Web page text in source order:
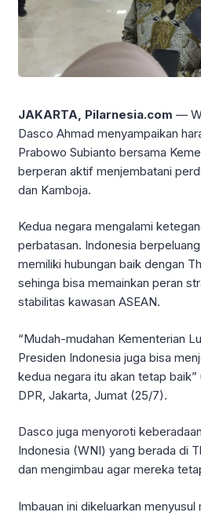
JAKARTA, Pilarnesia.com —
Dasco Ahmad menyampaikan
Prabowo Subianto bersama
berperan aktif menjembatani
dan Kamboja.
Kedua negara mengalami
perbatasan. Indonesia
memiliki hubungan baik dengan
sehinga bisa memainkan peran
stabilitas kawasan ASEAN.
“Mudah-mudahan Kementerian
Presiden Indonesia juga bisa
kedua negara itu akan tetap
DPR, Jakarta, Jumat (25/7).
Dasco juga menyoroti
Indonesia (WNI) yang berada di
dan mengimbau agar mereka
Imbauan ini dikeluarkan menyusul